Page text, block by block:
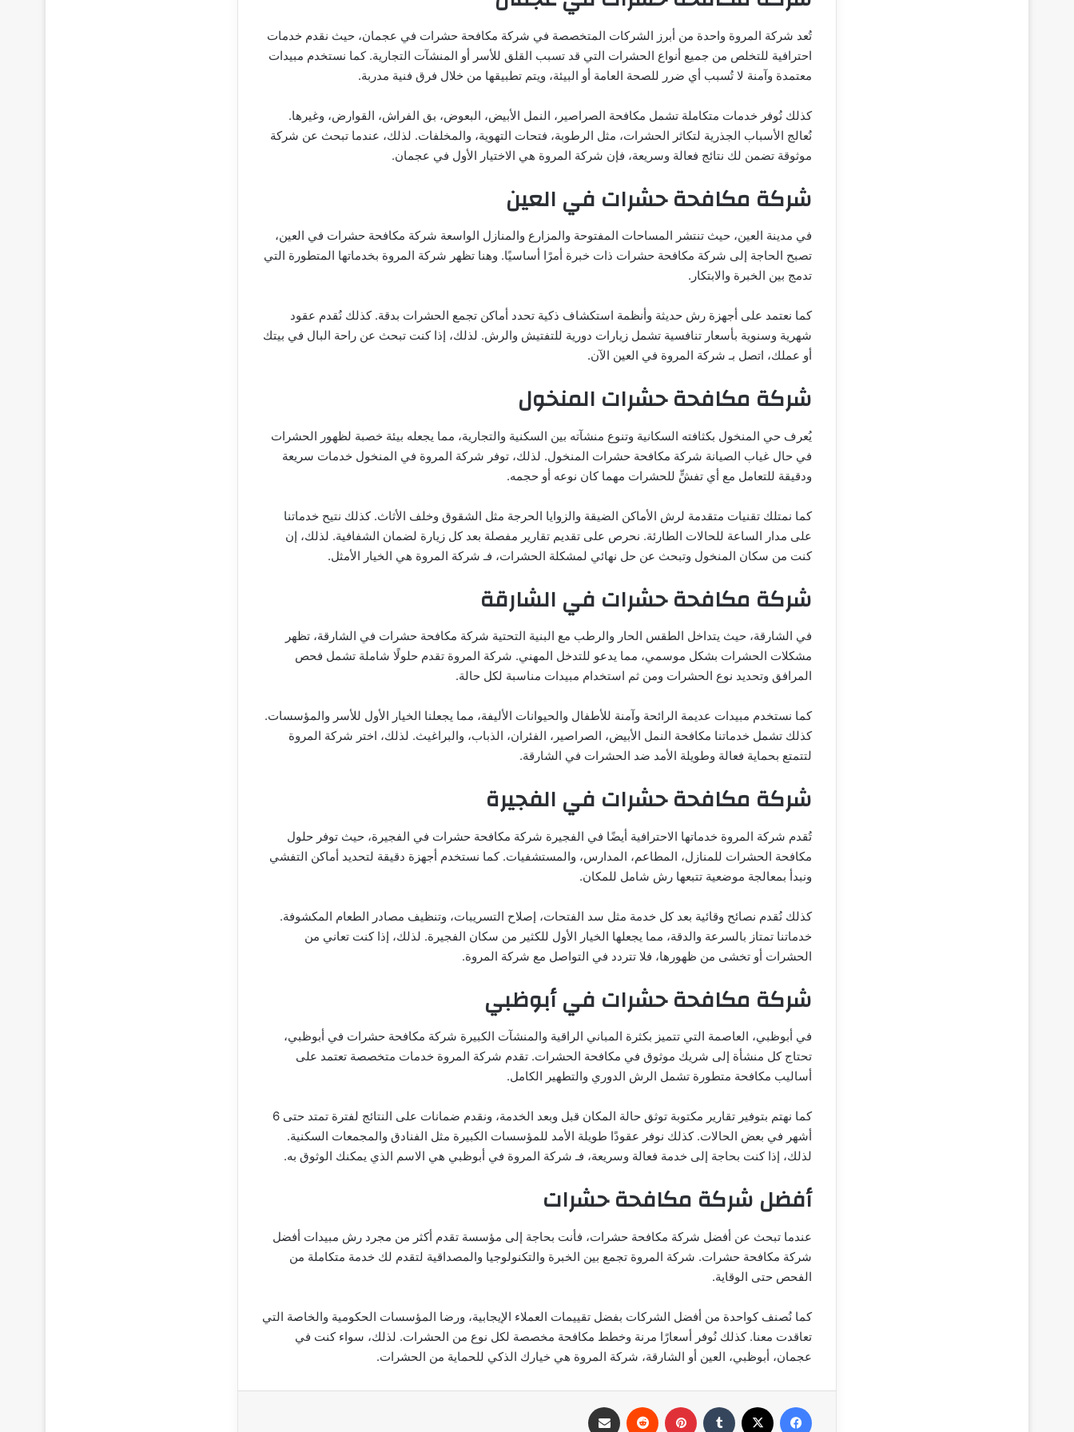
تُعد شركة المروة واحدة من أبرز الشركات المتخصصة في شركة مكافحة حشرات في عجمان، حيث نقدم خدمات
احترافية للتخلص من جميع أنواع الحشرات التي قد تسبب القلق للأسر أو المنشآت التجارية. كما نستخدم مبيدات
معتمدة وآمنة لا تُسبب أي ضرر للصحة العامة أو البيئة، ويتم تطبيقها من خلال فرق فنية مدربة.
كذلك نُوفر خدمات متكاملة تشمل مكافحة الصراصير، النمل الأبيض، البعوض، بق الفراش، القوارض، وغيرها.
نُعالج الأسباب الجذرية لتكاثر الحشرات، مثل الرطوبة، فتحات التهوية، والمخلفات. لذلك، عندما تبحث عن شركة
موثوقة تضمن لك نتائج فعالة وسريعة، فإن شركة المروة هي الاختيار الأول في عجمان.
شركة مكافحة حشرات في العين
في مدينة العين، حيث تنتشر المساحات المفتوحة والمزارع والمنازل الواسعة شركة مكافحة حشرات في العين،
تصبح الحاجة إلى شركة مكافحة حشرات ذات خبرة أمرًا أساسيًا. وهنا تظهر شركة المروة بخدماتها المتطورة التي
تدمج بين الخبرة والابتكار.
كما نعتمد على أجهزة رش حديثة وأنظمة استكشاف ذكية تحدد أماكن تجمع الحشرات بدقة. كذلك نُقدم عقود
شهرية وسنوية بأسعار تنافسية تشمل زيارات دورية للتفتيش والرش. لذلك، إذا كنت تبحث عن راحة البال في بيتك
أو عملك، اتصل بـ شركة المروة في العين الآن.
شركة مكافحة حشرات المنخول
يُعرف حي المنخول بكثافته السكانية وتنوع منشآته بين السكنية والتجارية، مما يجعله بيئة خصبة لظهور الحشرات
في حال غياب الصيانة شركة مكافحة حشرات المنخول. لذلك، توفر شركة المروة في المنخول خدمات سريعة
ودقيقة للتعامل مع أي تفشٍّ للحشرات مهما كان نوعه أو حجمه.
كما نمتلك تقنيات متقدمة لرش الأماكن الضيقة والزوايا الحرجة مثل الشقوق وخلف الأثاث. كذلك نتيح خدماتنا
على مدار الساعة للحالات الطارئة. نحرص على تقديم تقارير مفصلة بعد كل زيارة لضمان الشفافية. لذلك، إن
كنت من سكان المنخول وتبحث عن حل نهائي لمشكلة الحشرات، فـ شركة المروة هي الخيار الأمثل.
شركة مكافحة حشرات في الشارقة
في الشارقة، حيث يتداخل الطقس الحار والرطب مع البنية التحتية شركة مكافحة حشرات في الشارقة، تظهر
مشكلات الحشرات بشكل موسمي، مما يدعو للتدخل المهني. شركة المروة تقدم حلولًا شاملة تشمل فحص
المرافق وتحديد نوع الحشرات ومن ثم استخدام مبيدات مناسبة لكل حالة.
كما نستخدم مبيدات عديمة الرائحة وآمنة للأطفال والحيوانات الأليفة، مما يجعلنا الخيار الأول للأسر والمؤسسات.
كذلك تشمل خدماتنا مكافحة النمل الأبيض، الصراصير، الفئران، الذباب، والبراغيث. لذلك، اختر شركة المروة
لتتمتع بحماية فعالة وطويلة الأمد ضد الحشرات في الشارقة.
شركة مكافحة حشرات في الفجيرة
تُقدم شركة المروة خدماتها الاحترافية أيضًا في الفجيرة شركة مكافحة حشرات في الفجيرة، حيث توفر حلول
مكافحة الحشرات للمنازل، المطاعم، المدارس، والمستشفيات. كما نستخدم أجهزة دقيقة لتحديد أماكن التفشي
ونبدأ بمعالجة موضعية تتبعها رش شامل للمكان.
كذلك نُقدم نصائح وقائية بعد كل خدمة مثل سد الفتحات، إصلاح التسريبات، وتنظيف مصادر الطعام المكشوفة.
خدماتنا تمتاز بالسرعة والدقة، مما يجعلها الخيار الأول للكثير من سكان الفجيرة. لذلك، إذا كنت تعاني من
الحشرات أو تخشى من ظهورها، فلا تتردد في التواصل مع شركة المروة.
شركة مكافحة حشرات في أبوظبي
في أبوظبي، العاصمة التي تتميز بكثرة المباني الراقية والمنشآت الكبيرة شركة مكافحة حشرات في أبوظبي،
تحتاج كل منشأة إلى شريك موثوق في مكافحة الحشرات. تقدم شركة المروة خدمات متخصصة تعتمد على
أساليب مكافحة متطورة تشمل الرش الدوري والتطهير الكامل.
كما نهتم بتوفير تقارير مكتوبة توثق حالة المكان قبل وبعد الخدمة، ونقدم ضمانات على النتائج لفترة تمتد حتى 6
أشهر في بعض الحالات. كذلك نوفر عقودًا طويلة الأمد للمؤسسات الكبيرة مثل الفنادق والمجمعات السكنية.
لذلك، إذا كنت بحاجة إلى خدمة فعالة وسريعة، فـ شركة المروة في أبوظبي هي الاسم الذي يمكنك الوثوق به.
أفضل شركة مكافحة حشرات
عندما تبحث عن أفضل شركة مكافحة حشرات، فأنت بحاجة إلى مؤسسة تقدم أكثر من مجرد رش مبيدات أفضل
شركة مكافحة حشرات. شركة المروة تجمع بين الخبرة والتكنولوجيا والمصداقية لتقدم لك خدمة متكاملة من
الفحص حتى الوقاية.
كما نُصنف كواحدة من أفضل الشركات بفضل تقييمات العملاء الإيجابية، ورضا المؤسسات الحكومية والخاصة التي
تعاقدت معنا. كذلك نُوفر أسعارًا مرنة وخطط مكافحة مخصصة لكل نوع من الحشرات. لذلك، سواء كنت في
عجمان، أبوظبي، العين أو الشارقة، شركة المروة هي خيارك الذكي للحماية من الحشرات.
فيسبوك بينتيريست